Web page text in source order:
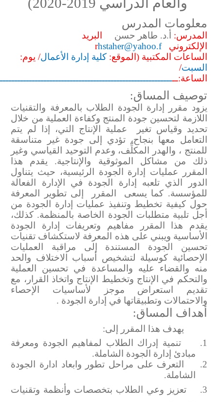
والعام الدراسي 2019-2020)
معلومات المدرس
المدرس: أ.د. طاهر حسن
البريد
الإلكتروني
hstaher@yahoo.f
r
الساعات المكتبية (الموقع:كلية إدارة الأعمال/ يوم:
السبت/
الساعة:ــ
توصيف المساق:
يزود مقرر إدارة الجودة الطلاب بالمعرفة والتقنيات
اللازمة لتحسين جودة المنتج وكفاءة العملية من خلال
تحديد وقياس تغير
عملية الإنتاج التي، إذا لم يتم
التعامل معها بنجاح، تؤدي إلى جودة غير متناسقة
للمنتج ، والهدر المكلِّف، وعدم التوحيد القياسي وغير
ذلك من مشاكل الموثوقية والإنتاجية. يقدم هذا
المقرر عمليات إدارة الجودة الرئيسية، حيث يتناول
الدور الذي تلعبه إدارة الجودة في الإدارة الفعالة
للمؤسسة. كما يسعى
المقرر
إلى تطوير المعرفة
حول كيفية تخطيط وتنفيذ عمليات إدارة الجودة من
أجل تلبية متطلبات الجودة الخاصة بالمنظمة. كذلك،
يقدم هذا المقرر مفاهيم وتعريفات إدارة الجودة
الأساسية ويبني على هذه المعرفة لاستكشاف تقنيات
تحسين الجودة المستندة إلى مراقبة العمليات
الإحصائية كوسيلة لتشخيص أسباب الاختلاف والحد
منه والقضاء عليه والمساعدة في تحسين العملية
والتحكم في الإنتاج وتخطيط الإنتاج واتخاذ القرار، مع
تقديم استعراض موجز لأساسيات الإحصاء
والاحتمالات وتطبيقاتها في إدارة الجودة .
أهداف المساق:
يهدف هذا المقرر إلى:
1.
تنمية إدراك الطلاب لمفاهيم الجودة ومعرفة
مبادئ إدارة الجودة الشاملة.
2.
التعرف على مراحل تطور وابعاد ادارة الجودة
الشاملة.
3.
تعزيز وعي الطلاب بتخصصات وأنظمة وتقنيات